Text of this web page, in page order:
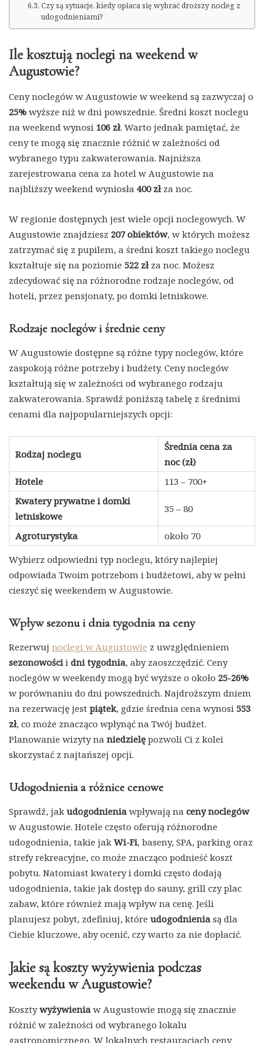
Czy są sytuacje, kiedy opłaca się wybrać droższy nocleg z
udogodnieniami?
Ile kosztują noclegi na weekend w
Augustowie?
Ceny noclegów w Augustowie w weekend są zazwyczaj o
25% wyższe niż w dni powszednie. Średni koszt noclegu
na weekend wynosi 106 zł. Warto jednak pamiętać, że
ceny te mogą się znacznie różnić w zależności od
wybranego typu zakwaterowania. Najniższa
zarejestrowana cena za hotel w Augustowie na
najbliższy weekend wyniosła 400 złza noc.
W regionie dostępnych jest wiele opcji noclegowych. W
Augustowie znajdziesz 207 obiektów, w których możesz
zatrzymać się z pupilem, a średni koszt takiego noclegu
kształtuje się na poziomie 522 złza noc. Możesz
zdecydować się na różnorodne rodzaje noclegów, od
hoteli, przez pensjonaty, po domki letniskowe.
Rodzaje noclegów i średnie ceny
W Augustowie dostępne są różne typy noclegów, które
zaspokoją różne potrzeby i budżety. Ceny noclegów
kształtują się w zależności od wybranego rodzaju
zakwaterowania. Sprawdź poniższą tabelę z średnimi
cenami dla najpopularniejszych opcji:
Rodzaj noclegu
Średnia cena za
noc (zł)
Hotele
113 – 700+
Kwatery prywatne i domki
letniskowe
35 – 80
Agroturystyka
około 70
Wybierz odpowiedni typ noclegu, który najlepiej
odpowiada Twoim potrzebom i budżetowi, aby w pełni
cieszyć się weekendem w Augustowie.
Wpływ sezonu i dnia tygodnia na ceny
Rezerwuj noclegi w Augustowie z uwzględnieniem
sezonowościi dni tygodnia, aby zaoszczędzić. Ceny
noclegów w weekendy mogą być wyższe o około 25-26%
w porównaniu do dni powszednich. Najdroższym dniem
na rezerwację jest piątek, gdzie średnia cena wynosi 553
zł, co może znacząco wpłynąć na Twój budżet.
Planowanie wizyty na niedzielę pozwoli Ci z kolei
skorzystać z najtańszej opcji.
Udogodnienia a różnice cenowe
Sprawdź, jak udogodnienia wpływają na ceny noclegów
w Augustowie. Hotele często oferują różnorodne
udogodnienia, takie jak Wi-Fi, baseny, SPA, parking oraz
strefy rekreacyjne, co może znacząco podnieść koszt
pobytu. Natomiast kwatery i domki często dodają
udogodnienia, takie jak dostęp do sauny, grill czy plac
zabaw, które również mają wpływ na cenę. Jeśli
planujesz pobyt, zdefiniuj, które udogodnienia są dla
Ciebie kluczowe, aby ocenić, czy warto za nie dopłacić.
Jakie są koszty wyżywienia podczas
weekendu w Augustowie?
Kosztywyżywienia w Augustowie mogą się znacznie
różnić w zależności od wybranego lokalu
gastronomicznego. W lokalnych restauracjach ceny